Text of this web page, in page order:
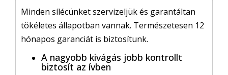
Minden sílécünket szervizeljük és garantáltan
tökéletes állapotban vannak. Természetesen 12
hónapos garanciát is biztosítunk.
A nagyobb kivágás jobb kontrollt
biztosít az ívben